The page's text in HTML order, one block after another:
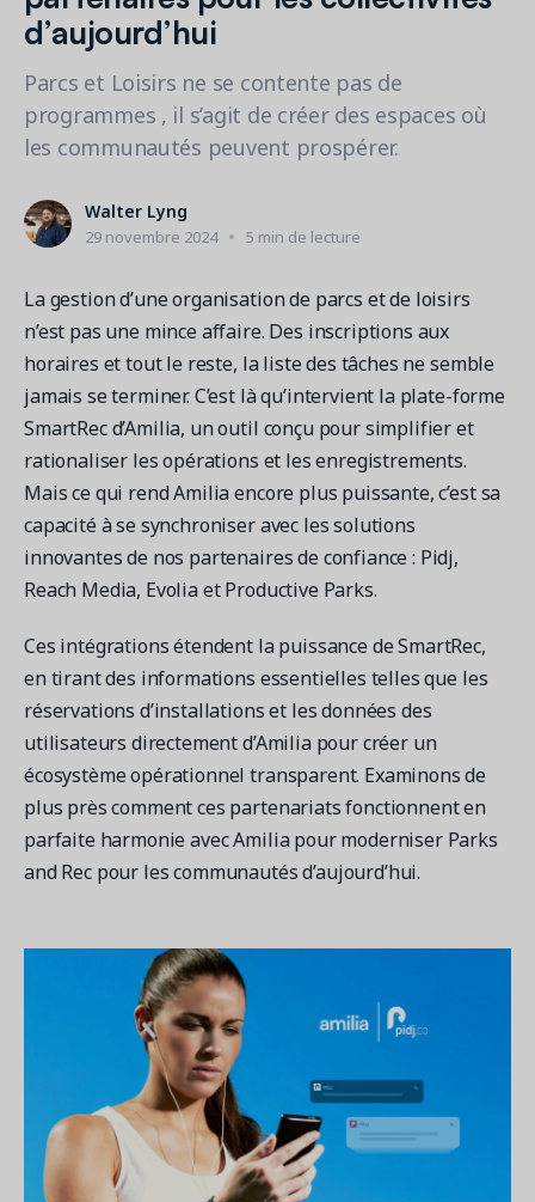
Outils de suivi et d’analyse
FONCTIONNALITÉS
Inscription en ligne
Gestion multi-sites
Paiements
Gestion du personnel
Demandez une démo
Obtenez une démonstration du logiciel d'inscription et
gestion le plus performant.
Loisirs municipaux
Natation
Centres sportifs
YMCA
Découvrez nos clients
Blogue
Tendances et nouveautés
Ressources et webinaires
Guides numériques et webinaires
Une plateforme d’apprentissage intégrée
RESSOURCES SUPPLÉMENTAIRES
Amilia University (Connexion)
Centre d'aide
Mises à jour
Étude de cas
Real Amilia customers. Inspiring stories.
Centre d'aide
1 877-343-0004
Connexion
Demandez une démo
d’aujourd’hui
Parcs et Loisirs ne se contente pas de
programmes , il s’agit de créer des espaces où
les communautés peuvent prospérer.
Walter Lyng
29 novembre 2024 5 min de lecture
La gestion d’une organisation de parcs et de loisirs
n’est pas une mince affaire. Des inscriptions aux
horaires et tout le reste, la liste des tâches ne semble
jamais se terminer. C’est là qu’intervient la plate-forme
SmartRec d’Amilia, un outil conçu pour simplifier et
rationaliser les opérations et les enregistrements.
Mais ce qui rend Amilia encore plus puissante, c’est sa
capacité à se synchroniser avec les solutions
innovantes de nos partenaires de confiance : Pidj,
Reach Media, Evolia et Productive Parks.
Ces intégrations étendent la puissance de SmartRec,
en tirant des informations essentielles telles que les
réservations d’installations et les données des
utilisateurs directement d’Amilia pour créer un
écosystème opérationnel transparent. Examinons de
plus près comment ces partenariats fonctionnent en
parfaite harmonie avec Amilia pour moderniser Parks
and Rec pour les communautés d’aujourd’hui.